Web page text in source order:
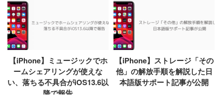
【iPhone】ミュージックでホ
ームシェアリングが使えな
い、落ちる不具合がiOS13.6以
降で報告
【iPhone】ストレージ「その
他」の解放手順を解説した日
本語版サポート記事が公開